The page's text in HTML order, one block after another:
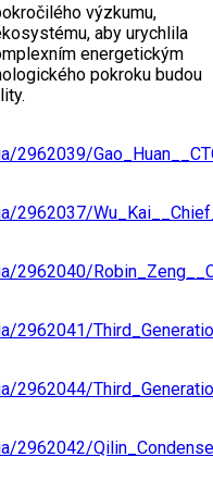
výzkumu,
aby urychlila
energetickým
pokroku budou
2962039/
2962037/
2962040/
2962041/
2962044/
2962042/